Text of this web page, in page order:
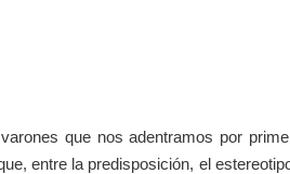
que nos adentramos por
entre la predisposición, el